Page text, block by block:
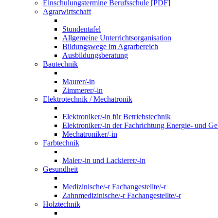
Einschulungstermine Berufsschule [PDF]
Agrarwirtschaft
Stundentafel
Allgemeine Unterrichtsorganisation
Bildungswege im Agrarbereich
Ausbildungsberatung
Bautechnik
Maurer/-in
Zimmerer/-in
Elektrotechnik / Mechatronik
Elektroniker/-in für Betriebstechnik
Elektroniker/-in der Fachrichtung Energie- und
Mechatroniker/-in
Farbtechnik
Maler/-in und Lackierer/-in
Gesundheit
Medizinische/-r Fachangestellte/-r
Zahnmedizinische/-r Fachangestellte/-r
Holztechnik